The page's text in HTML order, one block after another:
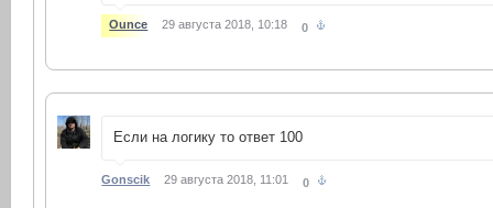
Ounce 29 августа 2018, 10:18 0
Если на логику то ответ 100
Gonscik 29 августа 2018, 11:01 0